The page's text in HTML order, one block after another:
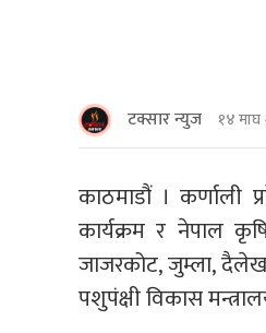
टक्सार न्युज १४ माघ
काठमाडौं । कर्णाली
कार्यक्रम र नेपाल
जाजरकोट, जुम्ला,
पशुपंक्षी विकास